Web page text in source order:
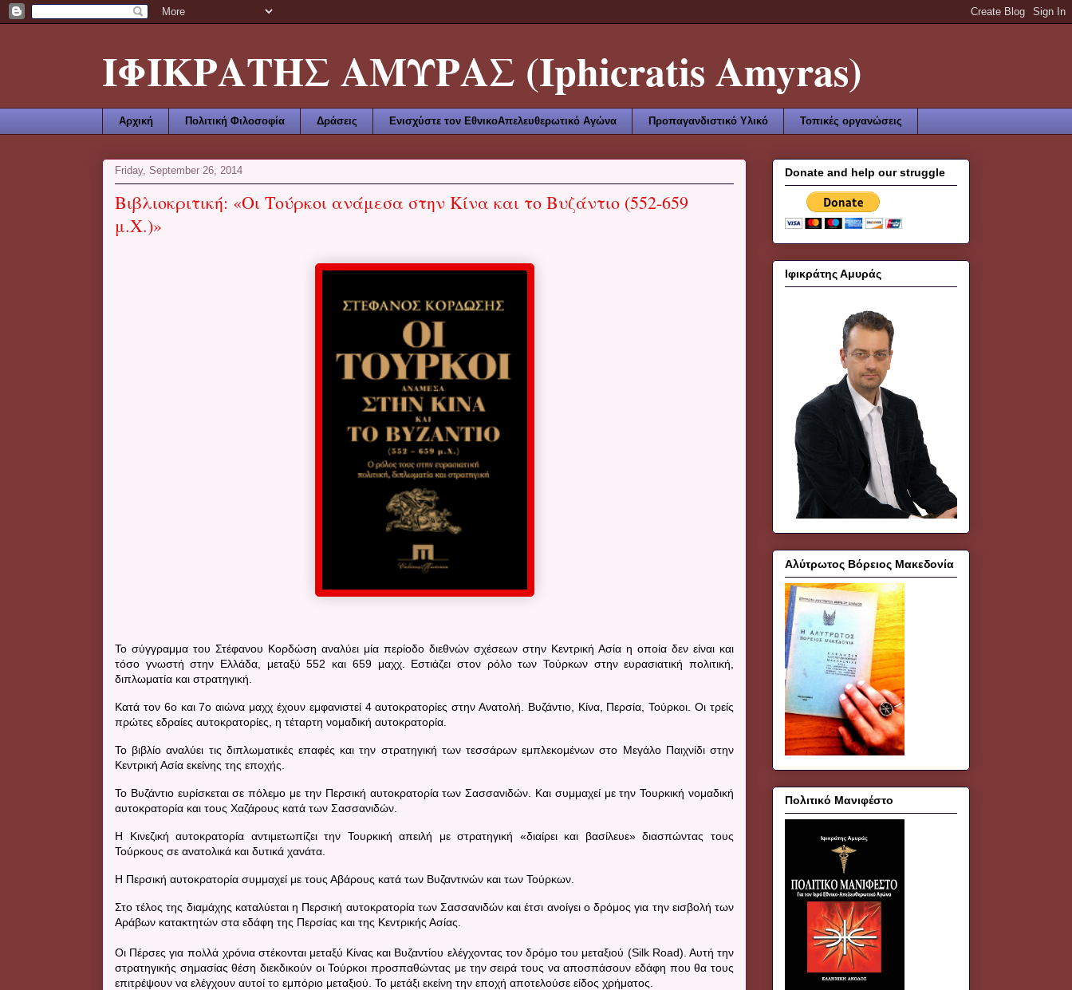
ΙΦΙΚΡΑΤΗΣ ΑΜΥΡΑΣ (Iphicratis Amyras)
Αρχική Πολιτική Φιλοσοφία Δράσεις Ενισχύστε τον ΕθνικοΑπελευθερωτικό Αγώνα Προπαγανδιστικό Υλικό Τοπικές οργανώσεις
Friday, September 26, 2014
Βιβλιοκριτική: «Οι Τούρκοι ανάμεσα στην Κίνα και το Βυζάντιο (552-659
μ.Χ.)»
Το σύγγραμμα του Στέφανου Κορδώση αναλύει μία περίοδο διεθνών σχέσεων στην Κεντρική Ασία η οποία δεν είναι και
τόσο γνωστή στην Ελλάδα, μεταξύ 552 και 659 μαχχ. Εστιάζει στον ρόλο των Τούρκων στην ευρασιατική πολιτική,
διπλωματία και στρατηγική.
Κατά τον 6ο και 7ο αιώνα μαχχ έχουν εμφανιστεί 4 αυτοκρατορίες στην Ανατολή. Βυζάντιο, Κίνα, Περσία, Τούρκοι. Οι τρείς
πρώτες εδραίες αυτοκρατορίες, η τέταρτη νομαδική αυτοκρατορία.
Το βιβλίο αναλύει τις διπλωματικές επαφές και την στρατηγική των τεσσάρων εμπλεκομένων στο Μεγάλο Παιχνίδι στην
Κεντρική Ασία εκείνης της εποχής.
Το Βυζάντιο ευρίσκεται σε πόλεμο με την Περσική αυτοκρατορία των Σασσανιδών. Και συμμαχεί με την Τουρκική νομαδική
αυτοκρατορία και τους Χαζάρους κατά των Σασσανιδών.
Η Κινεζική αυτοκρατορία αντιμετωπίζει την Τουρκική απειλή με στρατηγική «διαίρει και βασίλευε» διασπώντας τους
Τούρκους σε ανατολικά και δυτικά χανάτα.
Η Περσική αυτοκρατορία συμμαχεί με τους Αβάρους κατά των Βυζαντινών και των Τούρκων.
Στο τέλος της διαμάχης καταλύεται η Περσική αυτοκρατορία των Σασσανιδών και έτσι ανοίγει ο δρόμος για την εισβολή των
Αράβων κατακτητών στα εδάφη της Περσίας και της Κεντρικής Ασίας.
Οι Πέρσες για πολλά χρόνια στέκονται μεταξύ Κίνας και Βυζαντίου ελέγχοντας τον δρόμο του μεταξιού (Silk Road). Αυτή την
στρατηγικής σημασίας θέση διεκδικούν οι Τούρκοι προσπαθώντας με την σειρά τους να αποσπάσουν εδάφη που θα τους
επιτρέψουν να ελέγχουν αυτοί το εμπόριο μεταξιού. Το μετάξι εκείνη την εποχή αποτελούσε είδος χρήματος.
Donate and help our struggle
Ιφικράτης Αμυράς
Αλύτρωτος Βόρειος Μακεδονία
Πολιτικό Μανιφέστο